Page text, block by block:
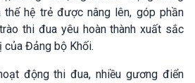
hệ trẻ được nâng lên, góp phần
thi đua yêu hoàn thành xuất sắc
của Đảng bộ Khối.
động thi đua, nhiều gương điển